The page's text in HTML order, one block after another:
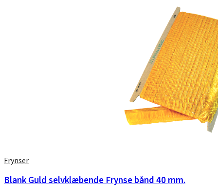
Frynser
Blank Guld selvklæbende Frynse bånd 40 mm.